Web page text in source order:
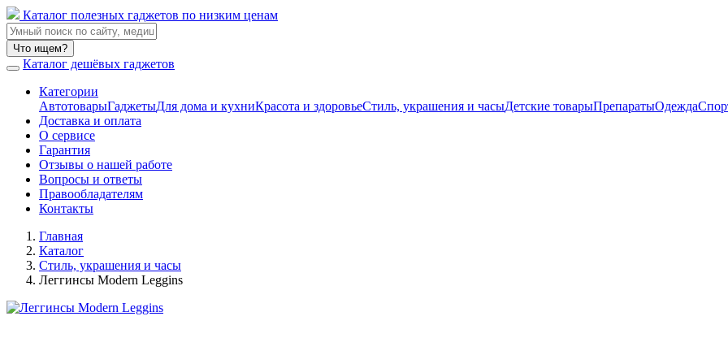
Каталог полезных гаджетов по низким ценам
Что ищем?
Каталог дешёвых гаджетов
Категории
АвтотоварыГаджетыДля дома и кухниКрасота и здоровьеСтиль, украшения и часыДетские товарыПрепаратыОдежда
Доставка и оплата
О сервисе
Гарантия
Отзывы о нашей работе
Вопросы и ответы
Правообладателям
Контакты
Главная
Каталог
Стиль, украшения и часы
Леггинсы Modern Leggins